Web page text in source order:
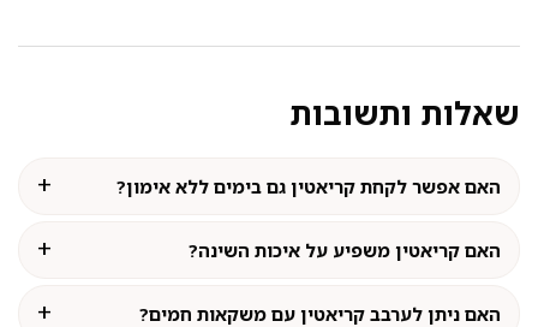
שאלות ותשובות
האם אפשר לקחת קריאטין גם בימים ללא אימון?
האם קריאטין משפיע על איכות השינה?
האם ניתן לערבב קריאטין עם משקאות חמים?